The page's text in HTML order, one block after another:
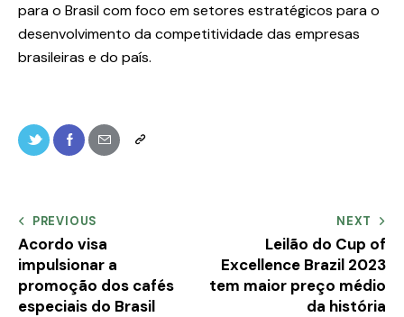
para o Brasil com foco em setores estratégicos para o
desenvolvimento da competitividade das empresas
brasileiras e do país.
PREVIOUS
Acordo visa
impulsionar a
promoção dos cafés
especiais do Brasil
NEXT
Leilão do Cup of
Excellence Brazil 2023
tem maior preço médio
da história